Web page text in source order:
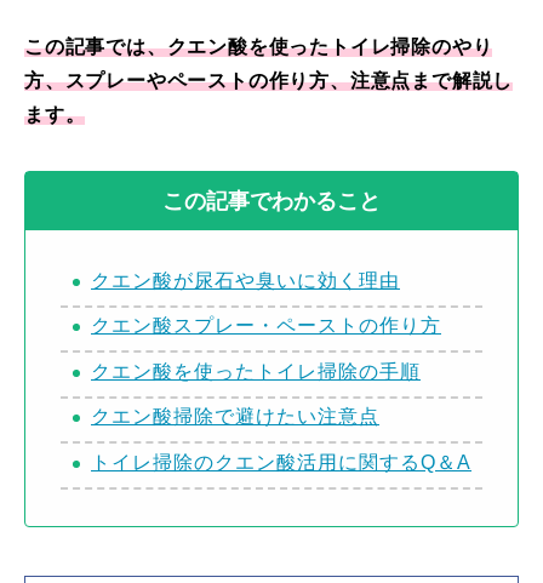
この記事では、クエン酸を使ったトイレ掃除のやり
方、スプレーやペーストの作り方、注意点まで解説し
ます。
この記事でわかること
クエン酸が尿石や臭いに効く理由
クエン酸スプレー・ペーストの作り方
クエン酸を使ったトイレ掃除の手順
クエン酸掃除で避けたい注意点
トイレ掃除のクエン酸活用に関するQ＆A